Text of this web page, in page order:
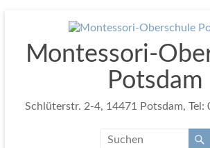
springenMontessori-
Potsdam
Schlüterstr. 2-4, 14471 Potsdam, Tel: